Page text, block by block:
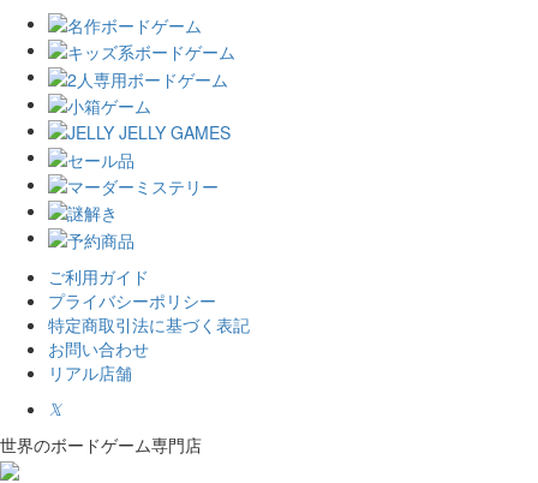
ご利用ガイド
プライバシーポリシー
特定商取引法に基づく表記
お問い合わせ
リアル店舗
𝕏
世界のボードゲーム専門店